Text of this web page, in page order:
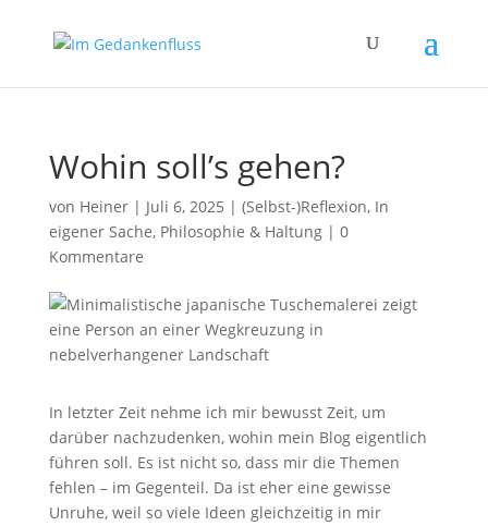
Wohin soll’s gehen?
von Heiner| Juli 6, 2025 | (Selbst-)Reflexion, In
eigener Sache, Philosophie & Haltung| 0
Kommentare
In letzter Zeit nehme ich mir bewusst Zeit, um
darüber nachzudenken, wohin mein Blog eigentlich
führen soll. Es ist nicht so, dass mir die Themen
fehlen – im Gegenteil. Da ist eher eine gewisse
Unruhe, weil so viele Ideen gleichzeitig in mir